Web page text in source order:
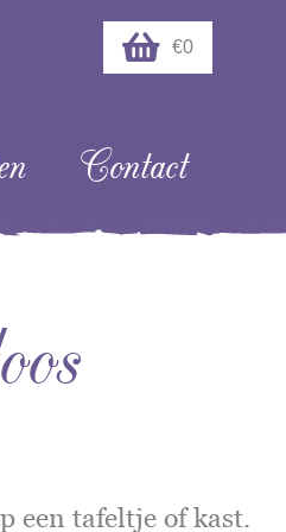
€0
Contact
een tafeltje of kast.